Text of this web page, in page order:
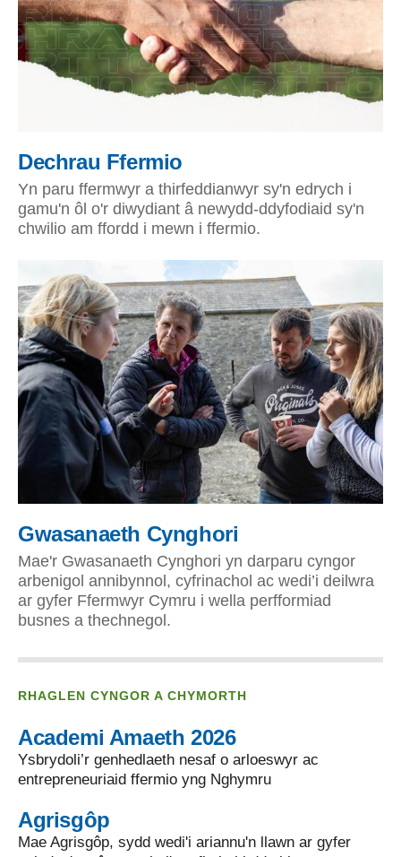
Dechrau Ffermio
Yn paru ffermwyr a thirfeddianwyr sy'n edrych i
gamu'n ôl o'r diwydiant â newydd-ddyfodiaid sy'n
chwilio am ffordd i mewn i ffermio.
Gwasanaeth Cynghori
Mae'r Gwasanaeth Cynghori yn darparu cyngor
arbenigol annibynnol, cyfrinachol ac wedi’i deilwra
ar gyfer Ffermwyr Cymru i wella perfformiad
busnes a thechnegol.
RHAGLEN CYNGOR A CHYMORTH
Academi Amaeth 2026
Ysbrydoli’r genhedlaeth nesaf o arloeswyr ac
entrepreneuriaid ffermio yng Nghymru
Agrisgôp
Mae Agrisgôp, sydd wedi'i ariannu'n llawn ar gyfer